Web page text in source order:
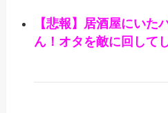
【悲報】居酒屋にいた
ん！オタを敵に回して